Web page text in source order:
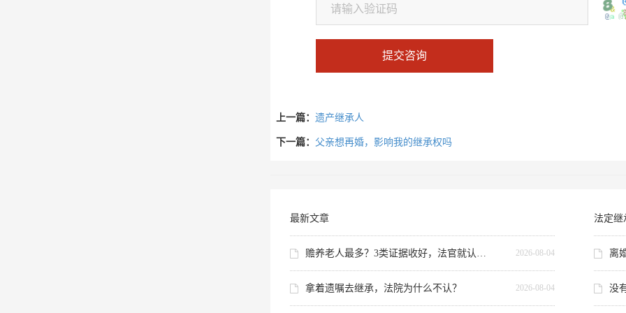
提交咨询
上一篇：遗产继承人
下一篇： 父亲想再婚，影响我的继承权吗
最新文章
2026-08-04
拿着遗嘱去继承，法院为什么不认？ 2026-08-04
法定继
离
没